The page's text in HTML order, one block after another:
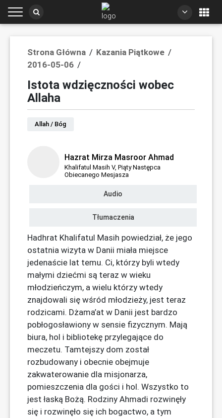
Strona Główna / Kazania Piątkowe /
2016-05-06 /
Istota wdzięczności wobec
Allaha
Allah / Bóg
Hazrat Mirza Masroor Ahmad
Khalifatul Masih V, Piąty Następca
Obiecanego Mesjasza
Audio
Tłumaczenia
Hadhrat Khalifatul Masih powiedział, że jego
ostatnia wizyta w Danii miała miejsce
jedenaście lat temu. Ci, którzy byli wtedy
małymi dziećmi są teraz w wieku
młodzieńczym, a wielu którzy wtedy
znajdowali się wśród młodzieży, jest teraz
rodzicami. Dżama’at w Danii jest bardzo
pobłogosławiony w sensie fizycznym. Mają
biura, hol i bibliotekę przylegające do
meczetu. Tamtejszy dom został
rozbudowany i obecnie obejmuje
zakwaterowanie dla misjonarza,
pomieszczenia dla gości i hol. Wszystko to
jest łaską Bożą. Rodziny Ahmadi rozwinęły
się i rozwinęło się ich bogactwo, a tym